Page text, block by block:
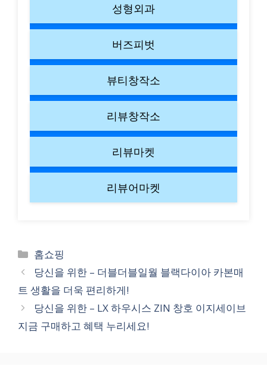
성형외과
버즈피벗
뷰티창작소
리뷰창작소
리뷰마켓
리뷰어마켓
Categories
홈쇼핑
당신을 위한 – 더블더블일월 블랙다이아 카본매
트 생활을 더욱 편리하게!
당신을 위한 – LX 하우시스 ZIN 창호 이지세이브
지금 구매하고 혜택 누리세요!